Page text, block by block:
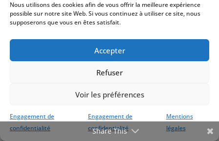
Nous utilisons des cookies afin de vous offrir la meilleure expérience
possible sur notre site Web. Si vous continuez à utiliser ce site, nous
supposerons que vous en êtes satisfait.
Accepter
Refuser
Voir les préférences
Engagement de
confidentialité
Engagement de
confidentialité
Mentions
légales
parcours le net en ce moment même à
la recherche du type de service que
d’un site internet pour votre entreprise
est beaucoup plus simple et moins
couteux que vous ne pouvez le croire.
la refonte d’un site internet pour votre
Share This